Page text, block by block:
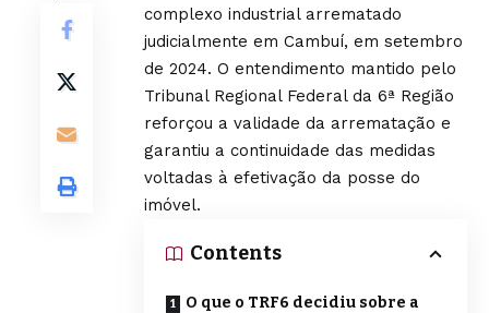
complexo industrial arrematado
judicialmente em Cambuí, em setembro
de 2024. O entendimento mantido pelo
Tribunal Regional Federal da 6ª Região
reforçou a validade da arrematação e
garantiu a continuidade das medidas
voltadas à efetivação da posse do
imóvel.
Contents
O que o TRF6 decidiu sobre a